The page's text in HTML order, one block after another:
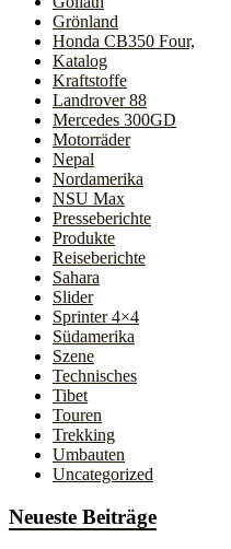
Grönland
Honda CB350 Four,
Katalog
Kraftstoffe
Landrover 88
Mercedes 300GD
Motorräder
Nepal
Nordamerika
NSU Max
Presseberichte
Produkte
Reiseberichte
Sahara
Slider
Sprinter 4×4
Südamerika
Szene
Technisches
Tibet
Touren
Trekking
Umbauten
Uncategorized
Neueste Beiträge